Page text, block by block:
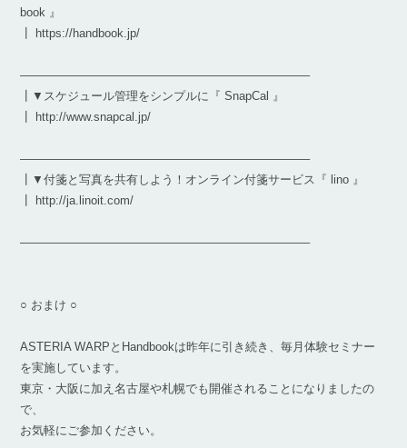
book 』
┃ https://handbook.jp/
————————————————————————–
┃▼スケジュール管理をシンプルに『 SnapCal 』
┃ http://www.snapcal.jp/
————————————————————————–
┃▼付箋と写真を共有しよう！オンライン付箋サービス『 lino 』
┃ http://ja.linoit.com/
————————————————————————–
○ おまけ ○
ASTERIA WARPとHandbookは昨年に引き続き、毎月体験セミナー
を実施しています。
東京・大阪に加え名古屋や札幌でも開催されることになりましたの
で、
お気軽にご参加ください。